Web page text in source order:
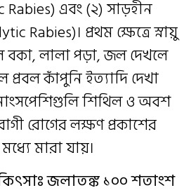
এবং (২) সাড়হীন
Rabies)। প্রথম ক্ষেত্রে স্নায়ু
বকা, লালা পড়া, জল দেখলে
কাঁপুনি ইত্যাদি দেখা
মাংসপেশিগুলি শিথিল ও অবশ
রোগের লক্ষণ প্রকাশের
মারা যায়।
জলাতঙ্ক ১০০ শতাংশ